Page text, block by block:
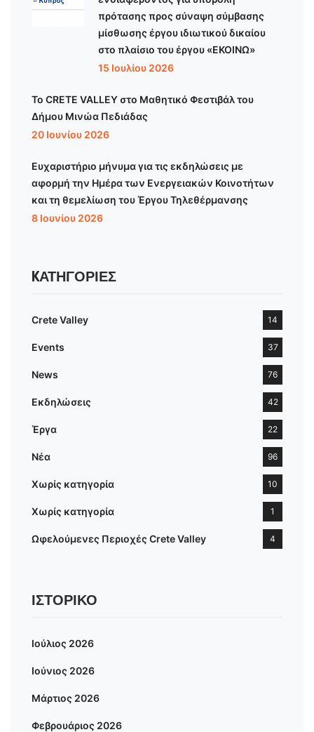
πρότασης προς σύναψη σύμβασης
μίσθωσης έργου ιδιωτικού δικαίου
στο πλαίσιο του έργου «ΕΚΟΙΝΩ»
15 Ιουλίου 2026
Το CRETE VALLEY στο Μαθητικό Φεστιβάλ του
Δήμου Μινώα Πεδιάδας
20 Ιουνίου 2026
Ευχαριστήριο μήνυμα για τις εκδηλώσεις με
αφορμή την Ημέρα των Ενεργειακών Κοινοτήτων
και τη θεμελίωση του Έργου Τηλεθέρμανσης
8 Ιουνίου 2026
KΑΤΗΓΟΡΊΕΣ
Crete Valley 14
Events 37
News 76
Εκδηλώσεις 42
Έργα 22
Νέα 96
Χωρίς κατηγορία 10
Χωρίς κατηγορία 1
Ωφελούμενες Περιοχές Crete Valley 4
ΙΣΤΟΡΙΚΌ
Ιούλιος 2026
Ιούνιος 2026
Μάρτιος 2026
Φεβρουάριος 2026